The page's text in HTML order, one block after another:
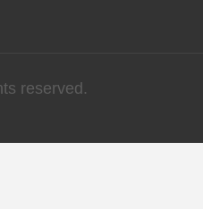
reserved.